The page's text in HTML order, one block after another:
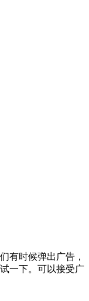
有时候弹出广告，
一下。可以接受广